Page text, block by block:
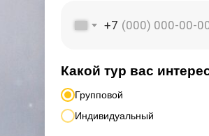
+7
Какой тур вас
Групповой
Индивидуальный